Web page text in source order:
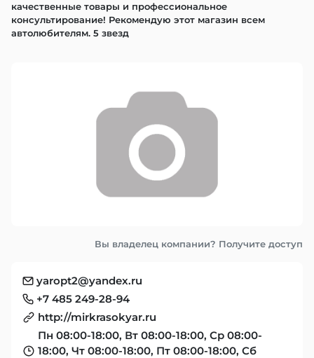
качественные товары и профессиональное
консультирование! Рекомендую этот магазин всем
автолюбителям. 5 звезд
Вы владелец компании? Получите доступ
yaropt2@yandex.ru
+7 485 249-28-94
http://mirkrasokyar.ru
Пн 08:00-18:00, Вт 08:00-18:00, Ср 08:00-
18:00, Чт 08:00-18:00, Пт 08:00-18:00, Сб